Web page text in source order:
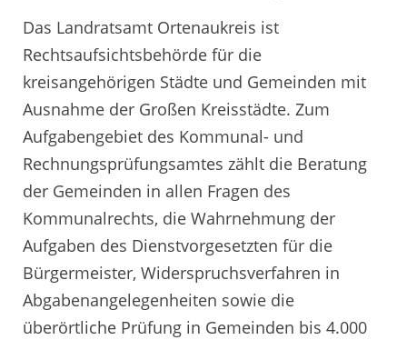
Das Landratsamt Ortenaukreis ist
Rechtsaufsichtsbehörde für die
kreisangehörigen Städte und Gemeinden mit
Ausnahme der Großen Kreisstädte. Zum
Aufgabengebiet des Kommunal- und
Rechnungsprüfungsamtes zählt die Beratung
der Gemeinden in allen Fragen des
Kommunalrechts, die Wahrnehmung der
Aufgaben des Dienstvorgesetzten für die
Bürgermeister, Widerspruchsverfahren in
Abgabenangelegenheiten sowie die
überörtliche Prüfung in Gemeinden bis 4.000